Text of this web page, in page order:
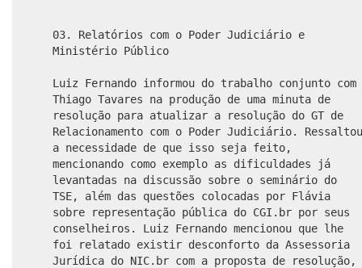
03. Relatórios com o Poder Judiciário e
Ministério Público
Luiz Fernando informou do trabalho conjunto com
Thiago Tavares na produção de uma minuta de
resolução para atualizar a resolução do GT de
Relacionamento com o Poder Judiciário. Ressaltou
a necessidade de que isso seja feito,
mencionando como exemplo as dificuldades já
levantadas na discussão sobre o seminário do
TSE, além das questões colocadas por Flávia
sobre representação pública do CGI.br por seus
conselheiros. Luiz Fernando mencionou que lhe
foi relatado existir desconforto da Assessoria
Jurídica do NIC.br com a proposta de resolução,